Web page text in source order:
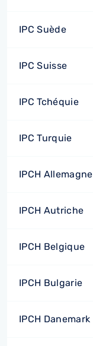
IPC Suède
IPC Suisse
IPC Tchéquie
IPC Turquie
IPCH Allemagne
IPCH Autriche
IPCH Belgique
IPCH Bulgarie
IPCH Danemark